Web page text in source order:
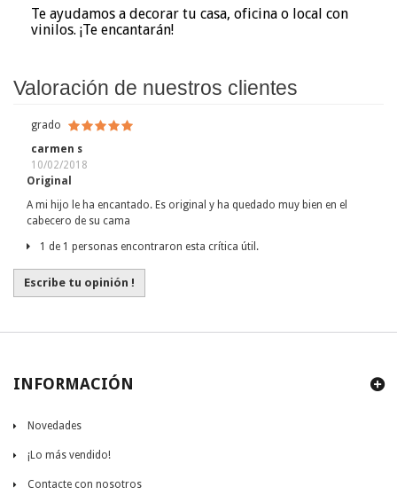
Te ayudamos a decorar tu casa, oficina o local con
vinilos. ¡Te encantarán!
Valoración de nuestros clientes
grado
carmen s
10/02/2018
Original
A mi hijo le ha encantado. Es original y ha quedado muy bien en el
cabecero de su cama
1 de 1 personas encontraron esta crítica útil.
Escribe tu opinión !
INFORMACIÓN
Novedades
¡Lo más vendido!
Contacte con nosotros